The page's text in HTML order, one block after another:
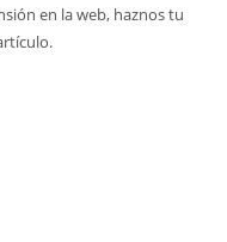
en la web, haznos tu